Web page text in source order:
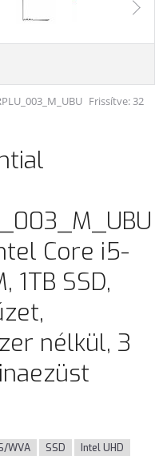
Frissítve: 32
Core i5-
1TB SSD,
nélkül, 3
WVA SSD Intel UHD